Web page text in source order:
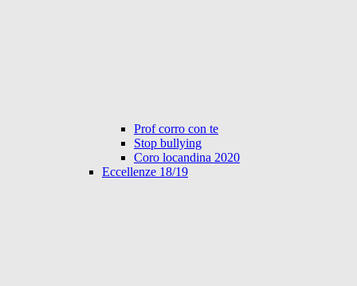
Prof corro con te
Stop bullying
Coro locandina 2020
Eccellenze 18/19